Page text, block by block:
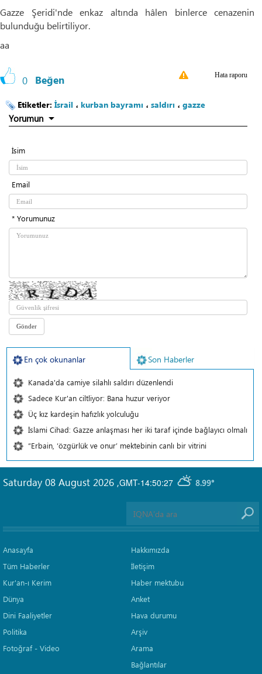
Gazze Şeridi'nde enkaz altında hâlen binlerce cenazenin
bulunduğu belirtiliyor.​​​​​​
aa
0 Beğen Hata raporu
Etiketler: İsrail ، kurban bayramı ، saldırı ، gazze
Yorumun
İsim
Email
* Yorumunuz
En çok okunanlar Son Haberler
Kanada'da camiye silahlı saldırı düzenlendi
Sadece Kur'an ciltliyor: Bana huzur veriyor
Üç kız kardeşin hafızlık yolculuğu
İslami Cihad: Gazze anlaşması her iki taraf içinde bağlayıcı olmalı
“Erbain, ‘özgürlük ve onur’ mektebinin canlı bir vitrini
GMT-14:50:27 8.99°
Saturday 08 August 2026 ,
Anasayfa
Tüm Haberler
Kur'an-ı Kerim
Dünya
Dini Faaliyetler
Politika
Fotoğraf - Video
Hakkımızda
İletişim
Haber mektubu
Anket
Hava durumu
Arşiv
Arama
Bağlantılar